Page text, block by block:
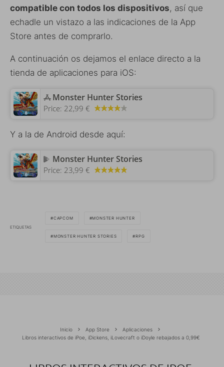
compatible con todos los dispositivos, así que
echadle un vistazo a las indicaciones de la App
Store antes de comprarlo.
A continuación os dejamos el enlace directo a la
tienda de aplicaciones para iOS:
‎Monster Hunter Stories
Price: 22,99 €
Y a la de Android desde aquí:
Monster Hunter Stories
Price: 23,99 €
ETIQUETAS
CAPCOM MONSTER HUNTER
MONSTER HUNTER STORIES RPG
Inicio App Store
Aplicaciones
Libros interactivos de iPoe, iDickens, iLovecraft o iDoyle rebajados a 0,99€